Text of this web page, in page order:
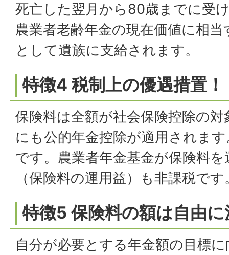
死亡した翌月から80歳までに受
農業者老齢年金の現在価値に相
として遺族に支給されます。
特徴4 税制上の優遇措置！
保険料は全額が社会保険控除の
にも公的年金控除が適用されま
です。農業者年金基金が保険料
（保険料の運用益）も非課税です
特徴5 保険料の額は自由
自分が必要とする年金額の目標